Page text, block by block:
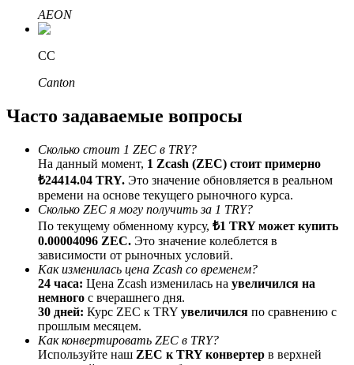
До 65% комиссии!
Реферал
Пригласите друга, чтобы получить денежные
вознаграждения
BTC Welcome Rewards
AEON
CC
Canton
Часто задаваемые вопросы
Сколько стоит 1 ZEC в TRY?
На данный момент, 1 Zcash (ZEC) стоит примерно
₺24414.04 TRY. Это значение обновляется в реальном
времени на основе текущего рыночного курса.
Сколько ZEC я могу получить за 1 TRY?
По текущему обменному курсу, ₺1 TRY может купить
0.00004096 ZEC. Это значение колеблется в
зависимости от рыночных условий.
Как изменилась цена Zcash со временем?
24 часа: Цена Zcash изменилась на увеличился на
немного с вчерашнего дня.
30 дней: Курс ZEC к TRY увеличился по сравнению с
прошлым месяцем.
Как конвертировать ZEC в TRY?
Используйте наш ZEC к TRY конвертер в верхней